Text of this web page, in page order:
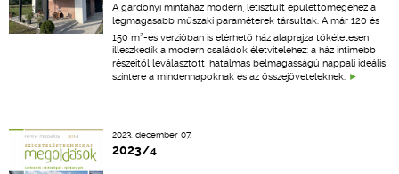
A gárdonyi mintaház modern, letisztult épülettömegéhez a
legmagasabb műszaki paraméterek társultak. A már 120 és
150 m2-es verzióban is elérhető ház alaprajza tökéletesen
illeszkedik a modern családok életviteléhez: a ház intimebb
részeitől leválasztott, hatalmas belmagasságú nappali ideális
színtere a mindennapoknak és az összejöveteleknek.
2023. december 07.
2023/4